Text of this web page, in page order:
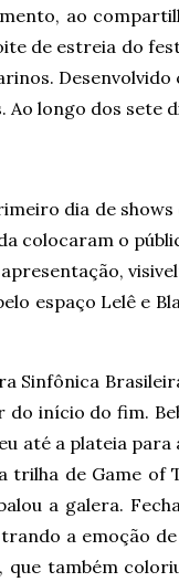
ao
de estreia do
longo dos sete
dia de shows
colocaram o
espaço Lelê e
Sinfônica
início do fim.
até a plateia
de Game of
a galera.
a emoção
também